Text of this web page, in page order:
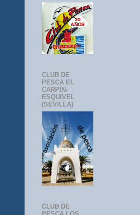
CLUB DE
PESCA EL
CARPÍN-
ESQUIVEL
(SEVILLA)
CLUB DE